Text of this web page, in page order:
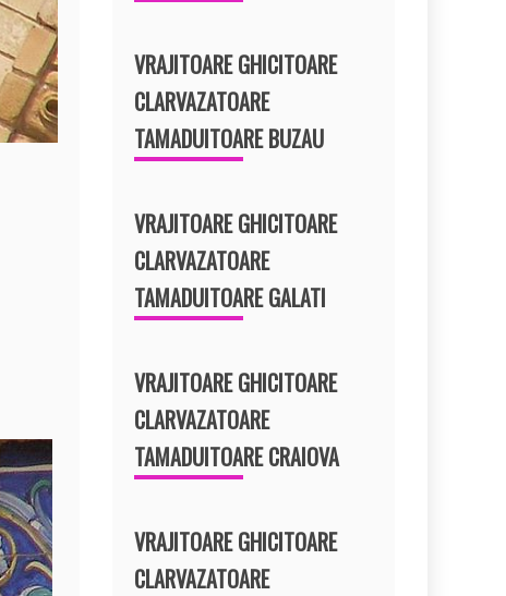
VRAJITOARE GHICITOARE
CLARVAZATOARE
TAMADUITOARE BUZAU
VRAJITOARE GHICITOARE
CLARVAZATOARE
TAMADUITOARE GALATI
VRAJITOARE GHICITOARE
CLARVAZATOARE
TAMADUITOARE CRAIOVA
VRAJITOARE GHICITOARE
CLARVAZATOARE